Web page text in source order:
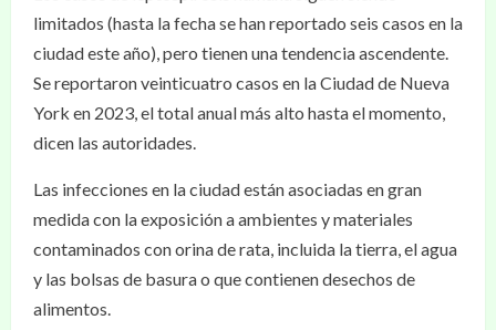
limitados (hasta la fecha se han reportado seis casos en la
ciudad este año), pero tienen una tendencia ascendente.
Se reportaron veinticuatro casos en la Ciudad de Nueva
York en 2023, el total anual más alto hasta el momento,
dicen las autoridades.
Las infecciones en la ciudad están asociadas en gran
medida con la exposición a ambientes y materiales
contaminados con orina de rata, incluida la tierra, el agua
y las bolsas de basura o que contienen desechos de
alimentos.